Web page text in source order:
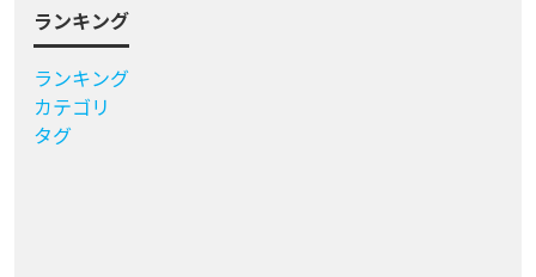
ランキング
ランキング
カテゴリ
タグ